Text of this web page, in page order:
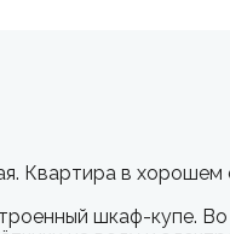
Квартира в хорошем
шкаф-купе.